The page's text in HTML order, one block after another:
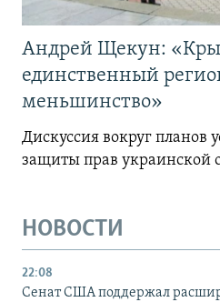
Андрей Щекун:
единственный
меньшинство»
Дискуссия вокруг планов
защиты прав
НОВОСТИ
22:08
Сенат США поддержал